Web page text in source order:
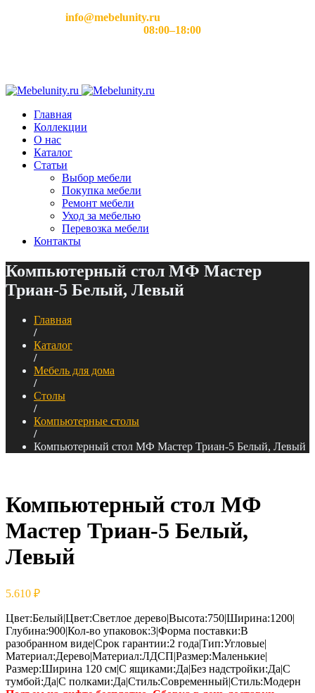
info@mebelunity.ru
08:00–18:00
Главная
Коллекции
О нас
Каталог
Статьи
Выбор мебели
Покупка мебели
Ремонт мебели
Уход за мебелью
Перевозка мебели
Контакты
Компьютерный стол МФ Мастер
Триан-5 Белый, Левый
Главная
/
Каталог
/
Мебель для дома
/
Столы
/
Компьютерные столы
/
Компьютерный стол МФ Мастер Триан-5 Белый, Левый
Компьютерный стол МФ
Мастер Триан-5 Белый,
Левый
5.610 ₽
Цвет:Белый|Цвет:Светлое дерево|Высота:750|Ширина:1200|
Глубина:900|Кол-во упаковок:3|Форма поставки:В
разобранном виде|Срок гарантии:2 года|Тип:Угловые|
Материал:Дерево|Материал:ЛДСП|Размер:Маленькие|
Размер:Ширина 120 см|С ящиками:Да|Без надстройки:Да|С
тумбой:Да|С полками:Да|Стиль:Современный|Стиль:Модерн